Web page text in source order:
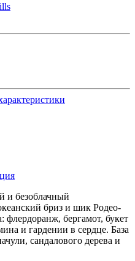
и безоблачный
бриз и шик Родео-
бергамот, букет
и гардении в сердце. База
сандалового дерева и